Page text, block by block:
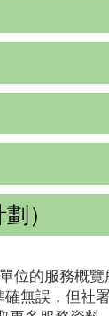
）
位的服務概
無誤，但社